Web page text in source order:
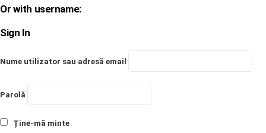
Or with username:
Sign In
Nume utilizator sau adresă email
Parolă
Ține-mă minte